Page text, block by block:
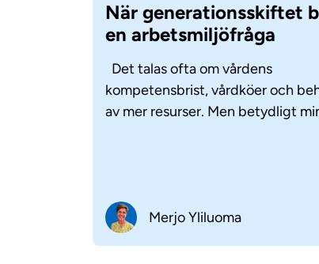
När generationsskiftet
en arbetsmiljöfråga
Det talas ofta om vårdens
kompetensbrist, vårdköer och
av mer resurser. Men betydligt
Merjo Yliluoma